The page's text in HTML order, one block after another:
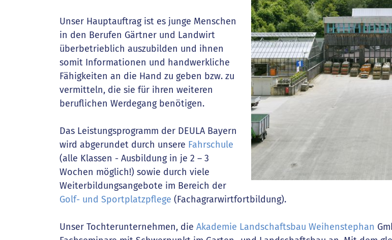
Unser Hauptauftrag ist es junge Menschen
in den Berufen Gärtner und Landwirt
überbetrieblich auszubilden und ihnen
somit Informationen und handwerkliche
Fähigkeiten an die Hand zu geben bzw. zu
vermitteln, die sie für ihren weiteren
beruflichen Werdegang benötigen.
Das Leistungsprogramm der DEULA Bayern
wird abgerundet durch unsere Fahrschule
(alle Klassen - Ausbildung in je 2 – 3
Wochen möglich!) sowie durch viele
Weiterbildungsangebote im Bereich der
Golf- und Sportplatzpflege (Fachagrarwirtfortbildung).
Unser Tochterunternehmen, die Akademie Landschaftsbau Weihenstephan